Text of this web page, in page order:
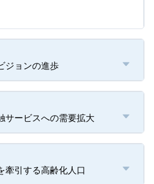
ジョンの進歩
サービスへの需要拡大
牽引する高齢化人口